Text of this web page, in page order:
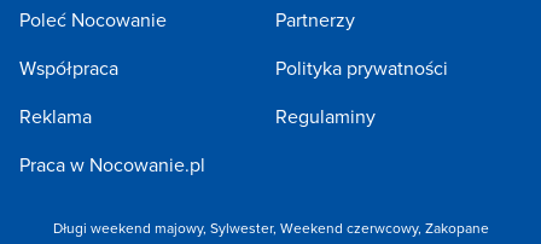
Poleć Nocowanie
Współpraca
Reklama
Praca w Nocowanie.pl
Partnerzy
Polityka prywatności
Regulaminy
Długi weekend majowy, Sylwester, Weekend czerwcowy, Zakopane